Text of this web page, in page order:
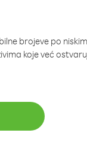
brojeve po
koje već